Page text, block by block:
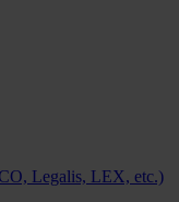
Legalis, LEX, etc.)